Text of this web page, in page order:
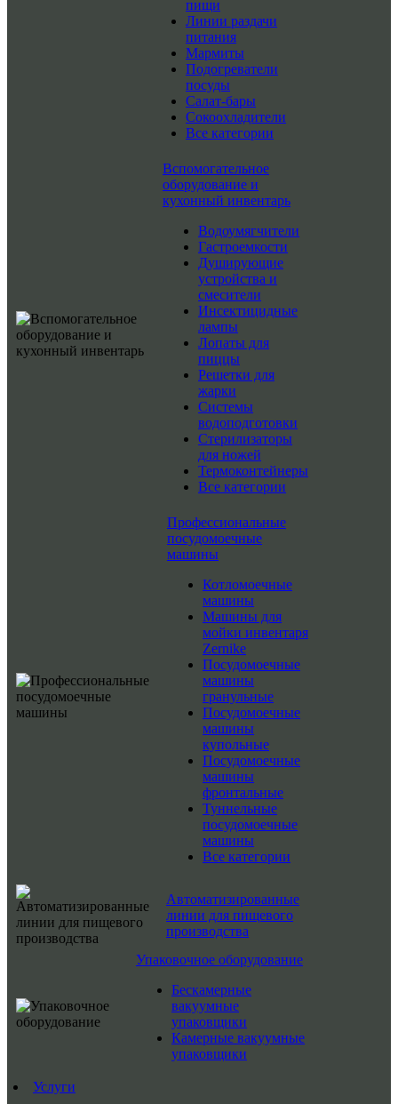
пищи
Линии раздачи
питания
Мармиты
Подогреватели
посуды
Салат-бары
Сокоохладители
Все категории
Вспомогательное
оборудование и
кухонный инвентарь
Водоумягчители
Гастроемкости
Душирующие
устройства и
смесители
Инсектицидные
лампы
Лопаты для
пиццы
Решетки для
жарки
Системы
водоподготовки
Стерилизаторы
для ножей
Термоконтейнеры
Все категории
Профессиональные
посудомоечные
машины
Котломоечные
машины
Машины для
мойки инвентаря
Zernike
Посудомоечные
машины
гранульные
Посудомоечные
машины
купольные
Посудомоечные
машины
фронтальные
Туннельные
посудомоечные
машины
Все категории
Автоматизированные
линии для пищевого
производства
Упаковочное оборудование
Бескамерные
вакуумные
упаковщики
Камерные вакуумные
упаковщики
Услуги